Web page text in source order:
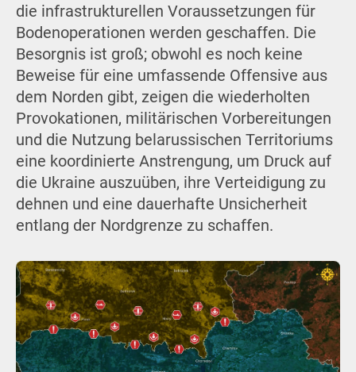
die infrastrukturellen Voraussetzungen für
Bodenoperationen werden geschaffen. Die
Besorgnis ist groß; obwohl es noch keine
Beweise für eine umfassende Offensive aus
dem Norden gibt, zeigen die wiederholten
Provokationen, militärischen Vorbereitungen
und die Nutzung belarussischen Territoriums
eine koordinierte Anstrengung, um Druck auf
die Ukraine auszuüben, ihre Verteidigung zu
dehnen und eine dauerhafte Unsicherheit
entlang der Nordgrenze zu schaffen.